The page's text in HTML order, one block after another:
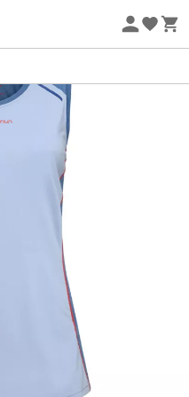
2 produits* code Summer5
Eco-conçu
: Gardez